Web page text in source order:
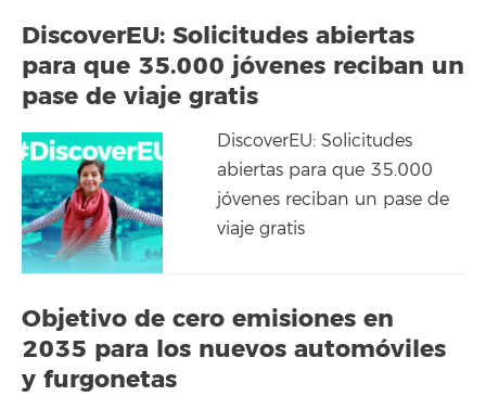
DiscoverEU: Solicitudes abiertas
para que 35.000 jóvenes reciban un
pase de viaje gratis
DiscoverEU: Solicitudes
abiertas para que 35.000
jóvenes reciban un pase de
viaje gratis
Objetivo de cero emisiones en
2035 para los nuevos automóviles
y furgonetas